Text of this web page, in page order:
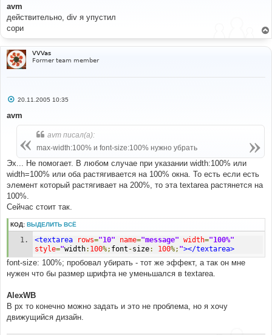
о
щ
е
н
е
avm
действительно, div я упустил
сори
VVVas
Former team member
С
о
б
щ
е
20.11.2005 10:35
avm
avm писал(а):
max-width:100% и font-size:100% нужно убрать
Эх... Не помогает. В любом случае при указании width:100% или
width=100% или оба растягивается на 100% окна. То есть если есть
элемент который растягивает на 200%, то эта textarea растянется на
100%.
Сейчас стоит так.
КОД: ВЫДЕЛИТЬ ВСЁ
<textarea rows="10" name="message" width="100%"
style="width: 100%; font -size: 100%; "></textarea>
font-size: 100%; пробовал убирать - тот же эффект, а так он мне
нужен что бы размер шрифта не уменьшался в textarea.
AlexWB
В px то конечно можно задать и это не проблема, но я хочу
движущийся дизайн.